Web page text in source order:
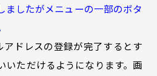
ましたがメニューの一部のボタ
ドレスの登録が完了するとす
いただけるようになります。画